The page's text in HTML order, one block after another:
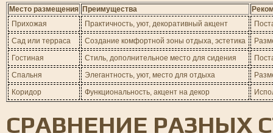
Место размещения Преимущества
Прихожая
Практичность, уют, декоративный акцент
Сад или терраса
Создание комфортной зоны отдыха, эстетика
Гостиная
Стиль, дополнительное место для сидения
Спальня
Элегантность, уют, место для отдыха
Коридор
Функциональность, акцент на декор
СРАВНЕНИЕ РАЗНЫХ